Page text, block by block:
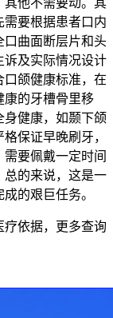
需要根据患者口内
口曲面断层片和头
诉及实际情况设计
颌健康标准，在
康的牙槽骨里移
健康，如颞下颌
保证早晚刷牙，
要佩戴一定时间
总的来说，这是一
的艰巨任务。
依据，更多查询